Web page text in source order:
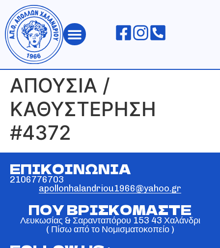
ΑΠΟΥΣΙΑ /
ΚΑΘΥΣΤΕΡΗΣΗ
#4372
ΕΠΙΚΟΙΝΩΝΙΑ
2106776703
apollonhalandriou1966@yahoo.gr
ΠΟΥ ΒΡΙΣΚΟΜΑΣΤΕ
Λευκωσίας & Σαρανταπόρου 153 43 Χαλάνδρι
( Πίσω από το Νομισματοκοπείο )